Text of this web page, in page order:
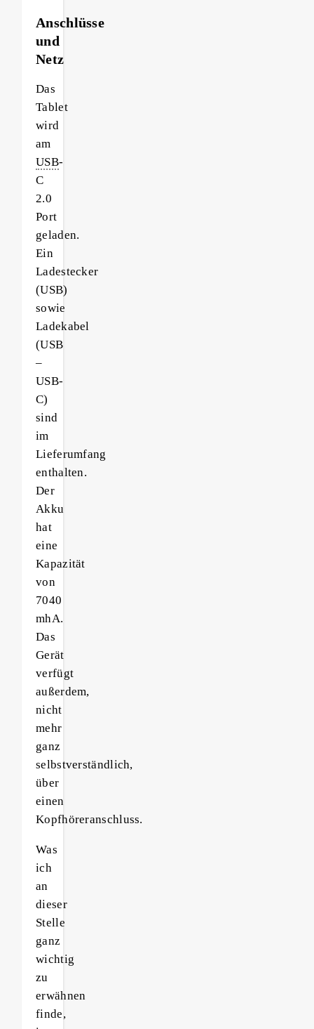
Anschlüsse
und
Netz
Das
Tablet
wird
am
USB-
C
2.0
Port
geladen.
Ein
Ladestecker
(USB)
sowie
Ladekabel
(USB
–
USB-
C)
sind
im
Lieferumfang
enthalten.
Der
Akku
hat
eine
Kapazität
von
7040
mhA.
Das
Gerät
verfügt
außerdem,
nicht
mehr
ganz
selbstverständlich,
über
einen
Kopfhöreranschluss.
Was
ich
an
dieser
Stelle
ganz
wichtig
zu
erwähnen
finde,